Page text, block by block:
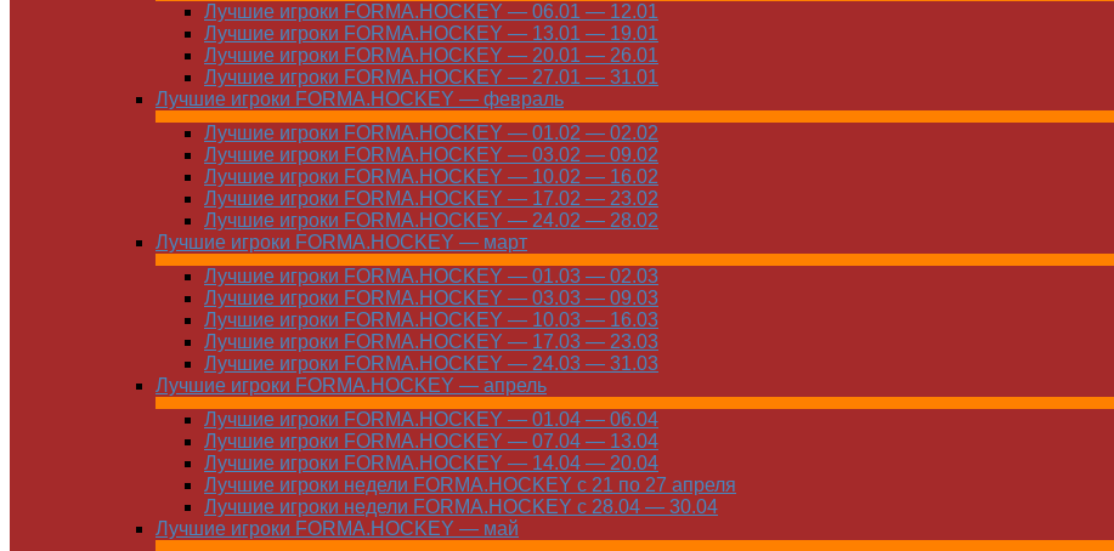
Лучшие игроки FORMA.HOCKEY — 06.01 — 12.01
Лучшие игроки FORMA.HOCKEY — 13.01 — 19.01
Лучшие игроки FORMA.HOCKEY — 20.01 — 26.01
Лучшие игроки FORMA.HOCKEY — 27.01 — 31.01
Лучшие игроки FORMA.HOCKEY — февраль
Лучшие игроки FORMA.HOCKEY — 01.02 — 02.02
Лучшие игроки FORMA.HOCKEY — 03.02 — 09.02
Лучшие игроки FORMA.HOCKEY — 10.02 — 16.02
Лучшие игроки FORMA.HOCKEY — 17.02 — 23.02
Лучшие игроки FORMA.HOCKEY — 24.02 — 28.02
Лучшие игроки FORMA.HOCKEY — март
Лучшие игроки FORMA.HOCKEY — 01.03 — 02.03
Лучшие игроки FORMA.HOCKEY — 03.03 — 09.03
Лучшие игроки FORMA.HOCKEY — 10.03 — 16.03
Лучшие игроки FORMA.HOCKEY — 17.03 — 23.03
Лучшие игроки FORMA.HOCKEY — 24.03 — 31.03
Лучшие игроки FORMA.HOCKEY — апрель
Лучшие игроки FORMA.HOCKEY — 01.04 — 06.04
Лучшие игроки FORMA.HOCKEY — 07.04 — 13.04
Лучшие игроки FORMA.HOCKEY — 14.04 — 20.04
Лучшие игроки недели FORMA.HOCKEY с 21 по 27 апреля
Лучшие игроки недели FORMA.HOCKEY с 28.04 — 30.04
Лучшие игроки FORMA.HOCKEY — май